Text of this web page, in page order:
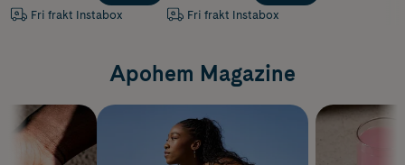
Fri frakt Instabox Fri frakt Instabox
Apohem Magazine